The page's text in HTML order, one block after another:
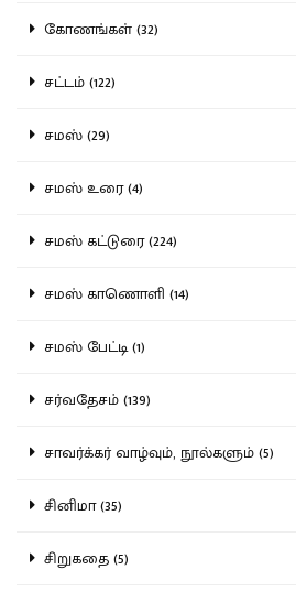
கோணங்கள் (32)
சட்டம் (122)
சமஸ் (29)
சமஸ் உரை (4)
சமஸ் கட்டுரை (224)
சமஸ் காணொளி (14)
சமஸ் பேட்டி (1)
சர்வதேசம் (139)
சாவர்க்கர் வாழ்வும், நூல்களும் (5)
சினிமா (35)
சிறுகதை (5)